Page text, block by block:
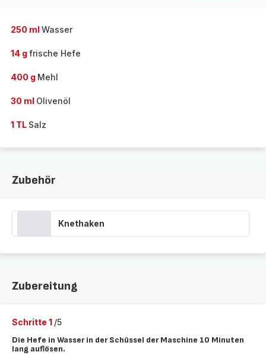
250 ml Wasser
14 g frische Hefe
400 g Mehl
30 ml Olivenöl
1 TL Salz
Zubehör
Knethaken
Zubereitung
Schritte 1 /5
Die Hefe in Wasser in der Schüssel der Maschine 10 Minuten
lang auflösen.